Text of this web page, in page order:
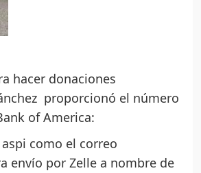
hacer donaciones
proporcionó el número
of America:
aspi como el correo
envío por Zelle a nombre de